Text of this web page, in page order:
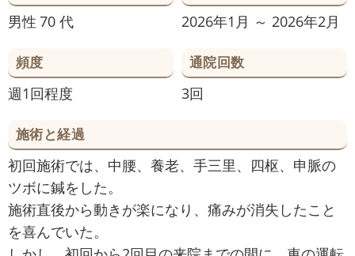
男性 70 代 2026年1月 ～ 2026年2月
頻度
週1回程度
通院回数
3回
施術と経過
初回施術では、中腰、養老、手三里、四枢、申脈の
ツボに鍼をした。
施術直後から動きが楽になり、痛みが消失したこと
を喜んでいた。